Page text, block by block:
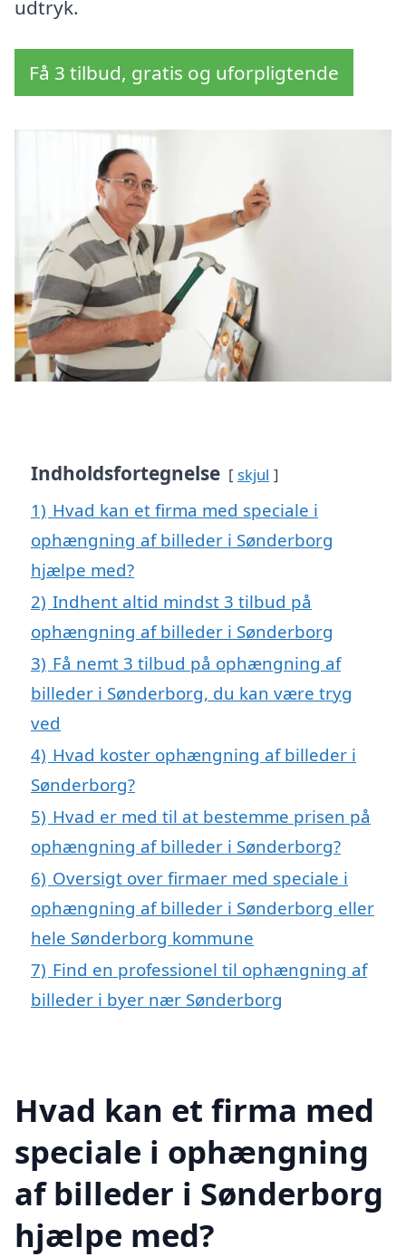
udtryk.
Få 3 tilbud, gratis og uforpligtende
Indholdsfortegnelse skjul
1) Hvad kan et firma med speciale i
ophængning af billeder i Sønderborg
hjælpe med?
2) Indhent altid mindst 3 tilbud på
ophængning af billeder i Sønderborg
3) Få nemt 3 tilbud på ophængning af
billeder i Sønderborg, du kan være tryg
ved
4) Hvad koster ophængning af billeder i
Sønderborg?
5) Hvad er med til at bestemme prisen på
ophængning af billeder i Sønderborg?
6) Oversigt over firmaer med speciale i
ophængning af billeder i Sønderborg eller
hele Sønderborg kommune
7) Find en professionel til ophængning af
billeder i byer nær Sønderborg
Hvad kan et firma med
speciale i ophængning
af billeder i Sønderborg
hjælpe med?